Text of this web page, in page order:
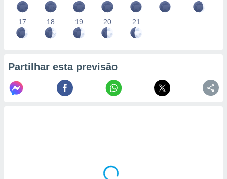
17 18 19 20 21
Partilhar esta previsão